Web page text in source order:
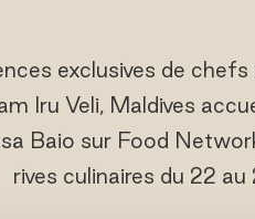
exclusives de
Iru Veli, Maldives
Baio sur Food
rives culinaires du 22